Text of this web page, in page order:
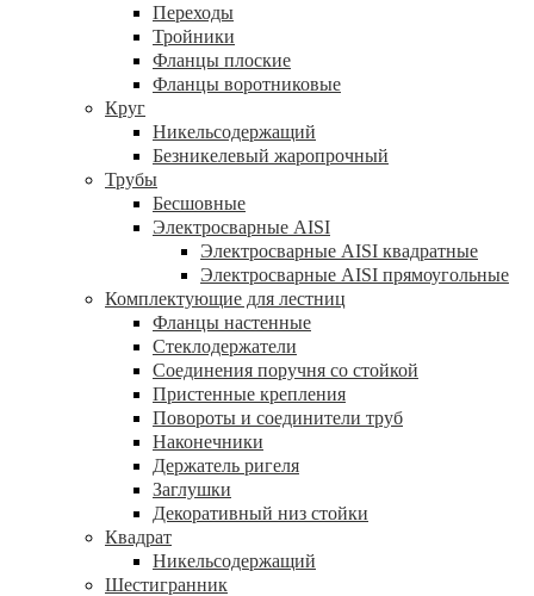
Переходы
Тройники
Фланцы плоские
Фланцы воротниковые
Круг
Никельсодержащий
Безникелевый жаропрочный
Трубы
Бесшовные
Электросварные AISI
Электросварные AISI квадратные
Электросварные AISI прямоугольные
Комплектующие для лестниц
Фланцы настенные
Стеклодержатели
Соединения поручня со стойкой
Пристенные крепления
Повороты и соединители труб
Наконечники
Держатель ригеля
Заглушки
Декоративный низ стойки
Квадрат
Никельсодержащий
Шестигранник